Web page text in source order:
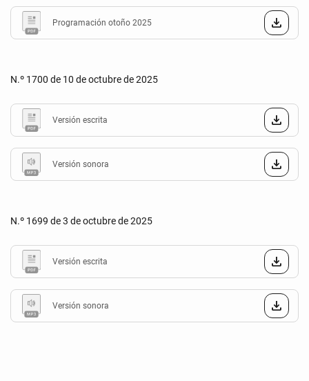
Programación otoño 2025
N.º 1700 de 10 de octubre de 2025
Versión escrita
Versión sonora
N.º 1699 de 3 de octubre de 2025
Versión escrita
Versión sonora